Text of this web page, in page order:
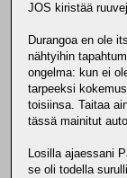
JOS kiristää
Durangoa en ole
nähtyihin
ongelma: kun ei
tarpeeksi
toisiinsa. Taitaa
tässä mainitut
Losilla ajaessani
se oli todella